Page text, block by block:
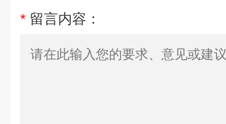
* 留言内容：